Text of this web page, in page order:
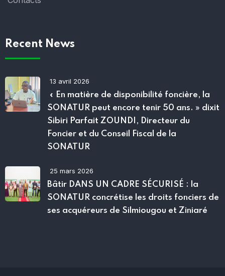
Recent News
13 avril 2026
« En matière de disponibilité foncière, la
SONATUR peut encore tenir 50 ans. » dixit
Sibiri Parfait ZOUNDI, Directeur du
Foncier et du Conseil Fiscal de la
SONATUR
25 mars 2026
Bâtir DANS UN CADRE SÉCURISÉ : la
SONATUR concrétise les droits fonciers de
ses acquéreurs de Silmiougou et Ziniaré